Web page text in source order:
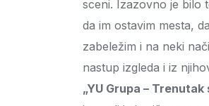
sceni. Izazovno je bilo
da im ostavim mesta,
zabeležim i na neki
nastup izgleda i iz
„YU Grupa – Trenutak